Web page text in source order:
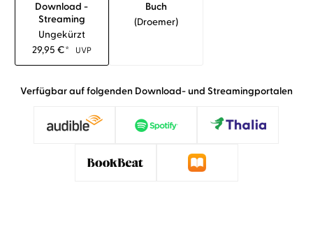
Download -
Streaming
Ungekürzt
29,95 €* UVP
Buch
(droemer)
Verfügbar auf folgenden Download- und Streamingportalen